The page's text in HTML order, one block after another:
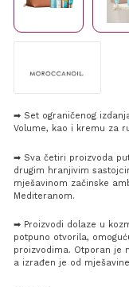
➡ Set ograničenog
Volume, kao i kremu za
➡ Sva četiri proizvoda
drugim hranjivim
mješavinom začinske
Mediteranom.
➡ Proizvodi dolaze u
potpuno otvorila,
proizvodima. Otporan je
a izrađen je od